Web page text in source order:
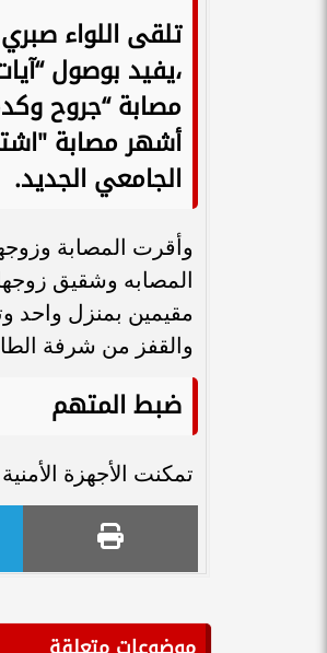
تلقى اللواء
أشهر مصابة
الجامعي الجديد.
مقيمين بمنزل واحد
والقفز من شرفة
ضبط المتهم
تمكنت الأجهزة